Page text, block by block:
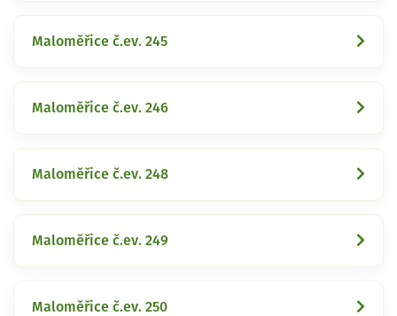
Maloměřice č.ev. 245
Maloměřice č.ev. 246
Maloměřice č.ev. 248
Maloměřice č.ev. 249
Maloměřice č.ev. 250